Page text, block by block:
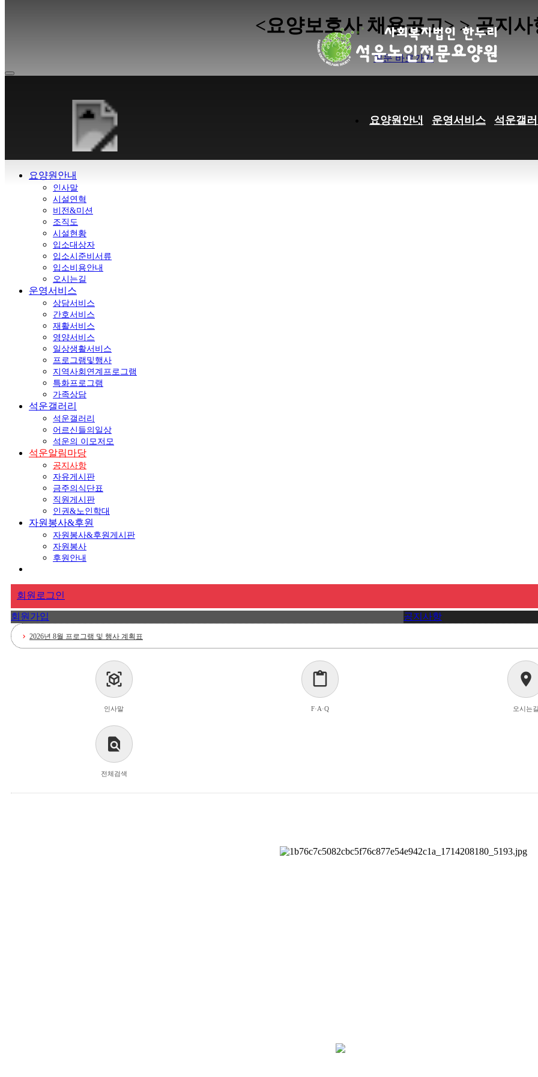
<요양보호사 채용공고> > 공지사
본문 바로가기
요양원안내 운영서비스 석운갤러
요양원안내
하위분류
인사말
시설연혁
비전&미션
조직도
시설현황
입소대상자
입소시준비서류
입소비용안내
오시는길
운영서비스
하위분류
상담서비스
간호서비스
재활서비스
영양서비스
일상생활서비스
프로그램및행사
지역사회연계프로그램
특화프로그램
가족상담
석운갤러리
하위분류
석운갤러리
어르신들의일상
석운의 이모저모
석운알림마당
하위분류
공지사항
자유게시판
금주의식단표
직원게시판
인권&노인학대
자원봉사&후원
하위분류
자원봉사&후원게시판
자원봉사
후원안내
회원로그인
회원가입 공지사항
chevron_right 2026년 8월 프로그램 및 행사 계획표
2026년 7월 프로그램 및 행사 계획표
2026년 6월 프로그램 및 행사 계획표
view_in_ar
인사말
content_paste
F·A·Q
location_on
오시는길
find_in_page
전체검색